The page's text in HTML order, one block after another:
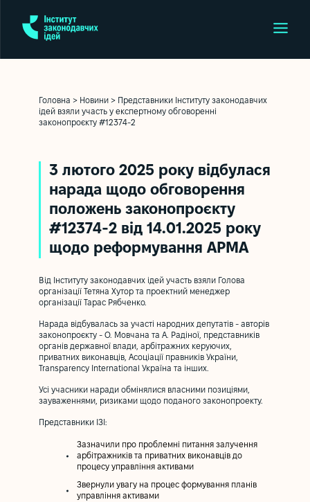
Головна > Новини >
Представники Інституту законодавчих
ідей взяли участь у експертному обговоренні
законопроєкту #12374-2
3 лютого 2025 року відбулася
нарада щодо обговорення
положень законопроєкту
#12374-2 від 14.01.2025 року
щодо реформування АРМА
Від Інституту законодавчих ідей участь взяли Голова
організації Тетяна Хутор та проектний менеджер
організації Тарас Рябченко.
Нарада відбувалась за участі народних депутатів - авторів
законопроєкту - О. Мовчана та А. Радіної, представників
органів державної влади, арбітражних керуючих,
приватних виконавців, Асоціації правників України,
Transparency International Україна та інших.
Усі учасники наради обмінялися власними позиціями,
зауваженнями, ризиками щодо поданого законопроекту.
Представники ІЗІ:
Зазначили про проблемні питання залучення
арбітражників та приватних виконавців до
процесу управління активами
Звернули увагу на процес формування планів
управління активами